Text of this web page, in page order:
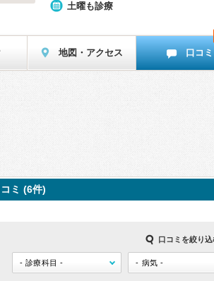
土曜も診療
地図・アクセス 口コミ
ミ (6件)
口コミを絞り込